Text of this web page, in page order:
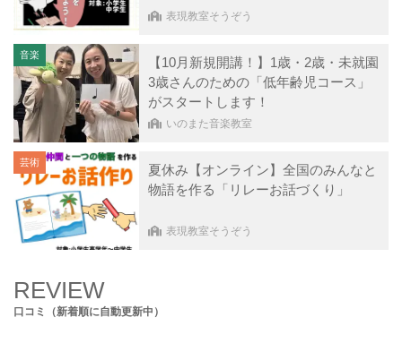
表現教室そうぞう
音楽
【10月新規開講！】1歳・2歳・未就園
3歳さんのための「低年齢児コース」
がスタートします！
いのまた音楽教室
芸術
夏休み【オンライン】全国のみんなと
物語を作る「リレーお話づくり」
表現教室そうぞう
REVIEW
口コミ（新着順に自動更新中）